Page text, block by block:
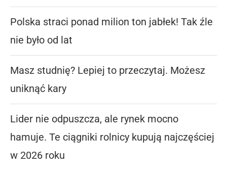
Polska straci ponad milion ton jabłek! Tak źle
nie było od lat
Masz studnię? Lepiej to przeczytaj. Możesz
uniknąć kary
Lider nie odpuszcza, ale rynek mocno
hamuje. Te ciągniki rolnicy kupują najczęściej
w 2026 roku